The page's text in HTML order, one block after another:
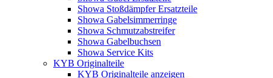
Showa Stoßdämpfer Ersatzteile
Showa Gabelsimmerringe
Showa Schmutzabstreifer
Showa Gabelbuchsen
Showa Service Kits
KYB Originalteile
KYB Originalteile anzeigen